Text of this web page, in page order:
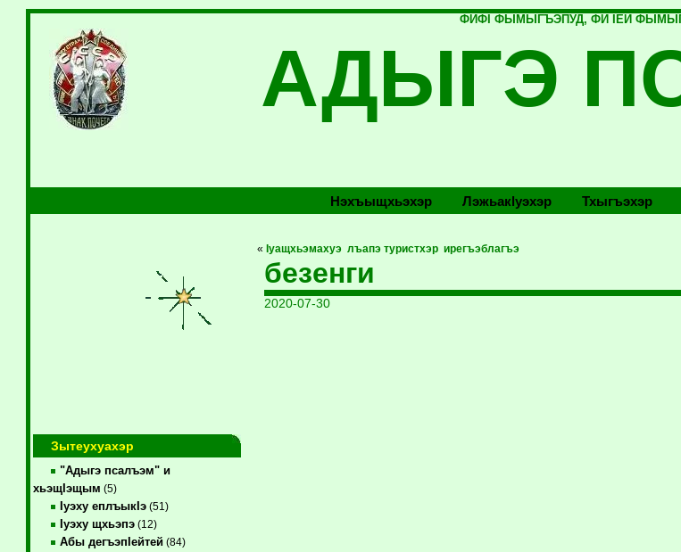
ФИФI ФЫМЫГЪЭПУД, ФИ IЕЙ
АДЫГЭ
Нэхъыщхьэхэр Лэжьакlуэхэр Тхыгъэхэр
Зытеухуахэр
"Адыгэ псалъэм" и
хьэщIэщым (5)
Iуэху еплъыкIэ(51)
Iуэху щхьэпэ(12)
Абы дегъэпIейтей(84)
« Iуащхьэмахуэ лъапэ туристхэр ирегъэблагъэ
безенги
2020-07-30